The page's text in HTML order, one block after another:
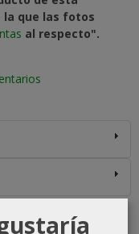
la que las fotos
al respecto".